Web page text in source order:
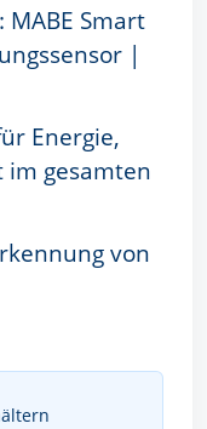
Smart
|
Energie,
im gesamten
von